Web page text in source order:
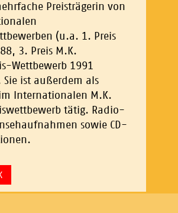
Preisträgerin von
(u.a. 1. Preis
3. Preis M.K.
Wettbewerb 1991
Sie ist außerdem als
Internationalen M.K.
tätig. Radio-
sowie CD-